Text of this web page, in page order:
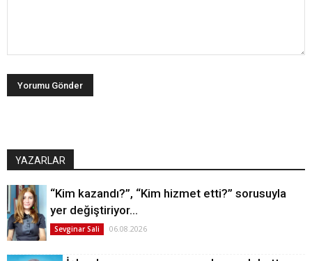
YAZARLAR
“Kim kazandı?”, “Kim hizmet etti?” sorusuyla
yer değiştiriyor…
Sevginar Sali 06.08.2026